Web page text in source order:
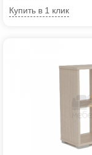
Купить в 1 клик